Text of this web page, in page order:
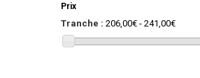
Prix
Tranche : 206,00€ - 241,00€